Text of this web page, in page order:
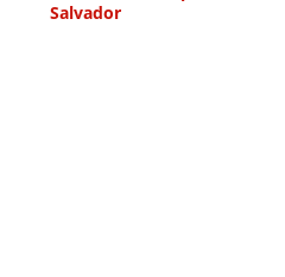
Salvador